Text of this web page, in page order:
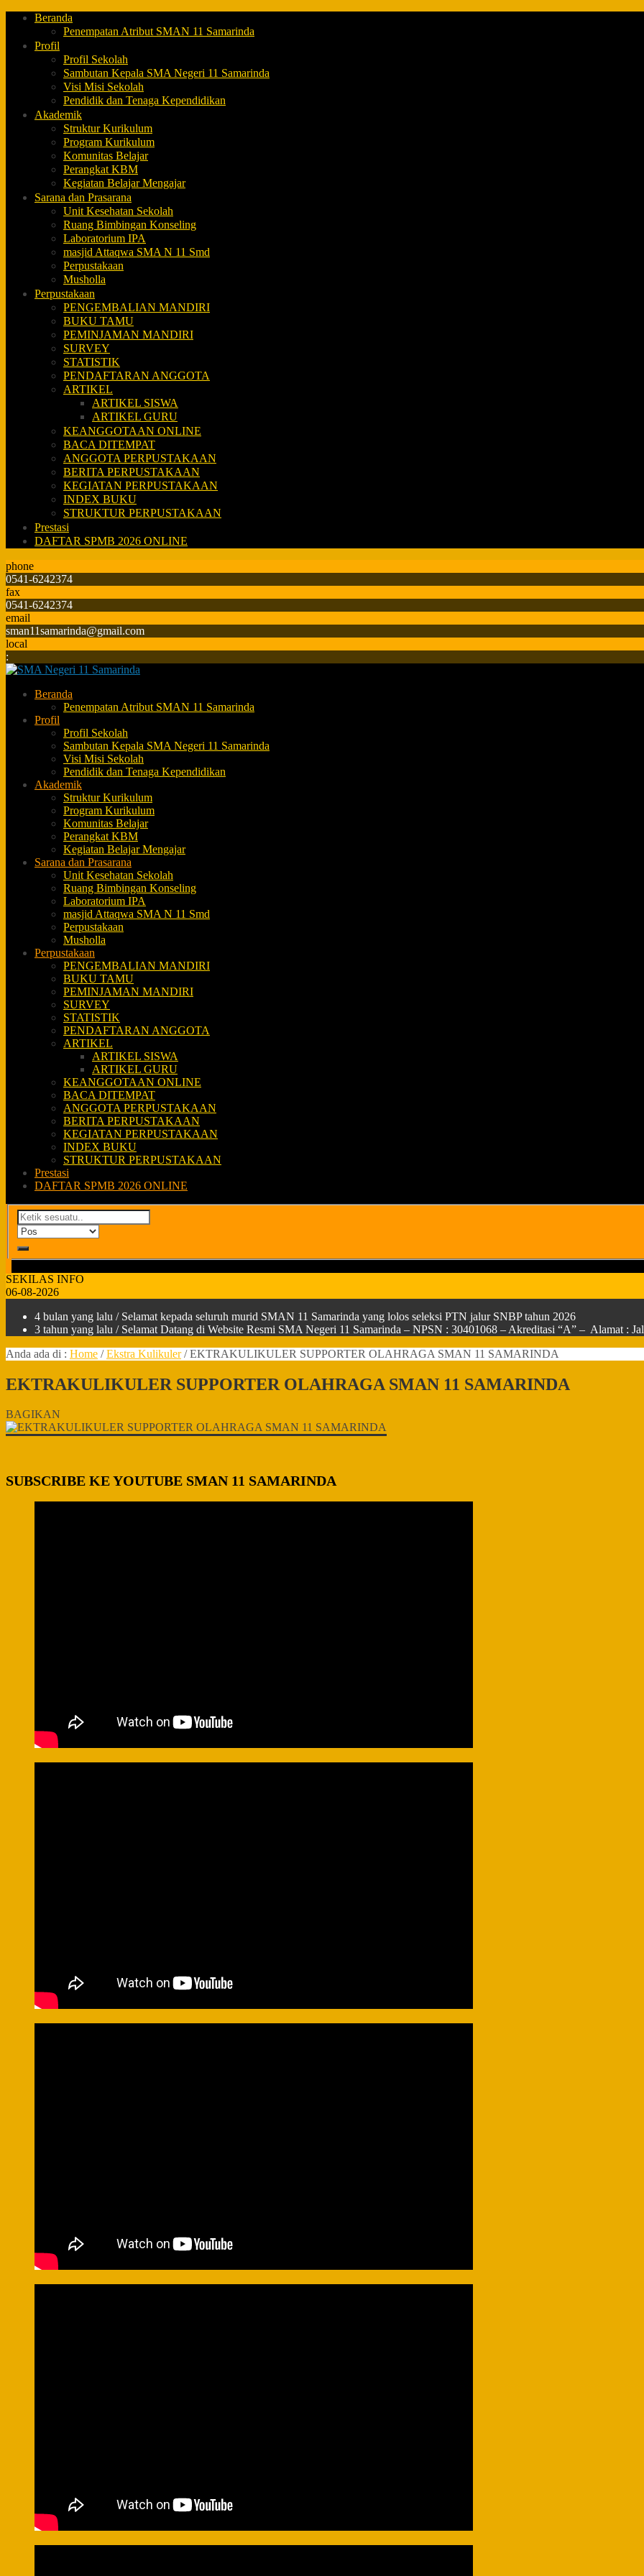
Beranda
Penempatan Atribut SMAN 11 Samarinda
Profil
Profil Sekolah
Sambutan Kepala SMA Negeri 11 Samarinda
Visi Misi Sekolah
Pendidik dan Tenaga Kependidikan
Akademik
Struktur Kurikulum
Program Kurikulum
Komunitas Belajar
Perangkat KBM
Kegiatan Belajar Mengajar
Sarana dan Prasarana
Unit Kesehatan Sekolah
Ruang Bimbingan Konseling
Laboratorium IPA
masjid Attaqwa SMA N 11 Smd
Perpustakaan
Musholla
Perpustakaan
PENGEMBALIAN MANDIRI
BUKU TAMU
PEMINJAMAN MANDIRI
SURVEY
STATISTIK
PENDAFTARAN ANGGOTA
ARTIKEL
ARTIKEL SISWA
ARTIKEL GURU
KEANGGOTAAN ONLINE
BACA DITEMPAT
ANGGOTA PERPUSTAKAAN
BERITA PERPUSTAKAAN
KEGIATAN PERPUSTAKAAN
INDEX BUKU
STRUKTUR PERPUSTAKAAN
Prestasi
DAFTAR SPMB 2026 ONLINE
phone
0541-6242374
fax
0541-6242374
email
sman11samarinda@gmail.com
local
:
Beranda
Penempatan Atribut SMAN 11 Samarinda
Profil
Profil Sekolah
Sambutan Kepala SMA Negeri 11 Samarinda
Visi Misi Sekolah
Pendidik dan Tenaga Kependidikan
Akademik
Struktur Kurikulum
Program Kurikulum
Komunitas Belajar
Perangkat KBM
Kegiatan Belajar Mengajar
Sarana dan Prasarana
Unit Kesehatan Sekolah
Ruang Bimbingan Konseling
Laboratorium IPA
masjid Attaqwa SMA N 11 Smd
Perpustakaan
Musholla
Perpustakaan
PENGEMBALIAN MANDIRI
BUKU TAMU
PEMINJAMAN MANDIRI
SURVEY
STATISTIK
PENDAFTARAN ANGGOTA
ARTIKEL
ARTIKEL SISWA
ARTIKEL GURU
KEANGGOTAAN ONLINE
BACA DITEMPAT
ANGGOTA PERPUSTAKAAN
BERITA PERPUSTAKAAN
KEGIATAN PERPUSTAKAAN
INDEX BUKU
STRUKTUR PERPUSTAKAAN
Prestasi
DAFTAR SPMB 2026 ONLINE
SEKILAS INFO
06-08-2026
4 bulan yang lalu / Selamat kepada seluruh murid SMAN 11 Samarinda yang lolos seleksi PTN jalur SNBP tahun 2026
3 tahun yang lalu / Selamat Datang di Website Resmi SMA Negeri 11 Samarinda – NPSN : 30401068 – Akreditasi “A” – Alamat :
Anda ada di : Home /Ekstra Kulikuler/EKTRAKULIKULER SUPPORTER OLAHRAGA SMAN 11 SAMARINDA
EKTRAKULIKULER SUPPORTER OLAHRAGA SMAN 11 SAMARINDA
BAGIKAN
SUBSCRIBE KE YOUTUBE SMAN 11 SAMARINDA